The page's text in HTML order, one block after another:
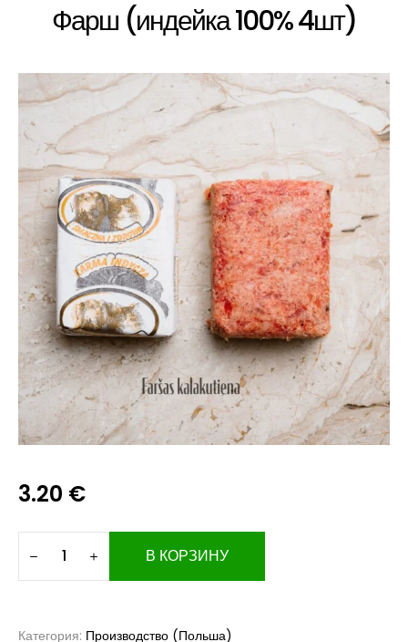
Фарш (индейка 100% 4шт)
3.20 €
В КОРЗИНУ
Категория: Производство (Польша)